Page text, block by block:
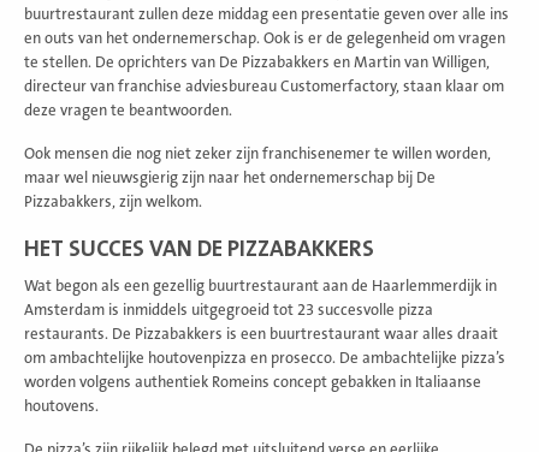
buurtrestaurant zullen deze middag een presentatie geven over alle ins
en outs van het ondernemerschap. Ook is er de gelegenheid om vragen
te stellen. De oprichters van De Pizzabakkers en Martin van Willigen,
directeur van franchise adviesbureau Customerfactory, staan klaar om
deze vragen te beantwoorden.
Ook mensen die nog niet zeker zijn franchisenemer te willen worden,
maar wel nieuwsgierig zijn naar het ondernemerschap bij De
Pizzabakkers, zijn welkom.
HET SUCCES VAN DE PIZZABAKKERS
Wat begon als een gezellig buurtrestaurant aan de Haarlemmerdijk in
Amsterdam is inmiddels uitgegroeid tot 23 succesvolle pizza
restaurants. De Pizzabakkers is een buurtrestaurant waar alles draait
om ambachtelijke houtovenpizza en prosecco. De ambachtelijke pizza’s
worden volgens authentiek Romeins concept gebakken in Italiaanse
houtovens.